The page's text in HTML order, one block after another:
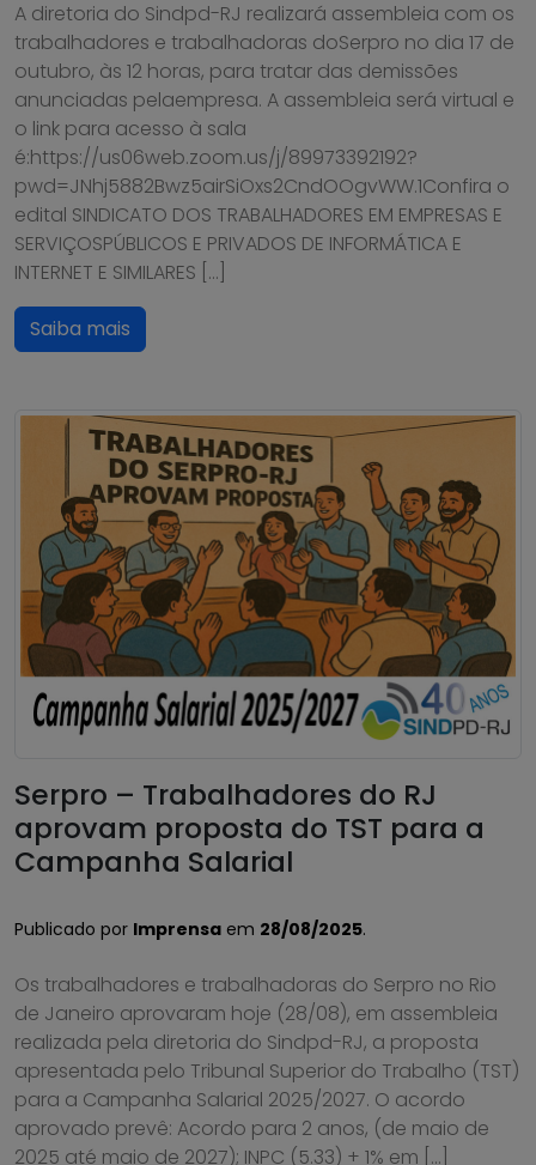
A diretoria do Sindpd-RJ realizará assembleia com os
trabalhadores e trabalhadoras doSerpro no dia 17 de
outubro, às 12 horas, para tratar das demissões
anunciadas pelaempresa. A assembleia será virtual e
o link para acesso à sala
é:https://us06web.zoom.us/j/89973392192?
pwd=JNhj5882Bwz5airSiOxs2CndOOgvWW.1Confira o
edital SINDICATO DOS TRABALHADORES EM EMPRESAS E
SERVIÇOSPÚBLICOS E PRIVADOS DE INFORMÁTICA E
INTERNET E SIMILARES […]
Saiba mais
Serpro – Trabalhadores do RJ
aprovam proposta do TST para a
Campanha Salarial
Publicado por Imprensa em 28/08/2025.
Os trabalhadores e trabalhadoras do Serpro no Rio
de Janeiro aprovaram hoje (28/08), em assembleia
realizada pela diretoria do Sindpd-RJ, a proposta
apresentada pelo Tribunal Superior do Trabalho (TST)
para a Campanha Salarial 2025/2027. O acordo
aprovado prevê: Acordo para 2 anos, (de maio de
2025 até maio de 2027); INPC (5.33) + 1% em […]